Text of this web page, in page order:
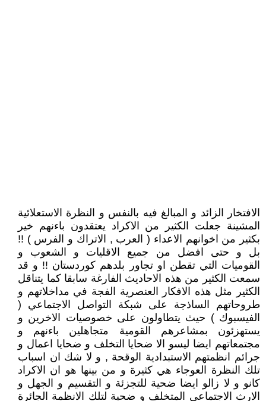
الافتخار الزائد و المبالغ فيه بالنفس و النظرة الاستعلائية
المشينة جعلت الكثير من الاكراد يعتقدون باءنهم خير
بكثير من اخوانهم الاعداء ( العرب , الاتراك و الفرس ) !!
بل و حتى افضل من جميع الاقليات و الشعوب و
القوميات التي تقطن او تجاور بلدهم كوردستان !! و قد
سمعت الكثير من هذه الاحاديث الفارغة سابقا كما يتناقل
الكثير مثل هذه الافكار العنصرية الفجة في مداخلاتهم و
طروحاتهم الساذجة على شبكة التواصل الاجتماعي (
الفيسبوك ) حيث يتطاولون على خصوصيات الاخرين و
يستهزئون بمشاعرهم القومية متجاهلين باءنهم و
مجتمعاتهم ايضا ليسو الا ضحايا التخلف و ضحايا اعمال و
جرائم انظمتهم الاستبدادية الوقحة , و لا شك ان اسباب
تلك النظرة العوجاء هي كثيرة و من بينها هو ان الاكراد
كانو و لا زالو ايضا ضحية للتجزئة و التقسيم و الجهل و
الارث الاجتماعي المتخلف و ضحية لتلك الانظمة الجائرة